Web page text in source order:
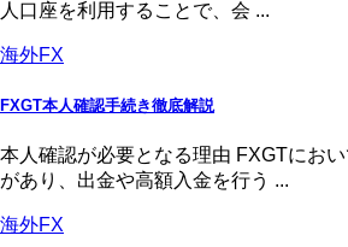
人口座を利用することで、会 ...
海外FX
FXGT本人確認手続き徹底解説
本人確認が必要となる理由 FXGTにお
があり、出金や高額入金を行う ...
海外FX